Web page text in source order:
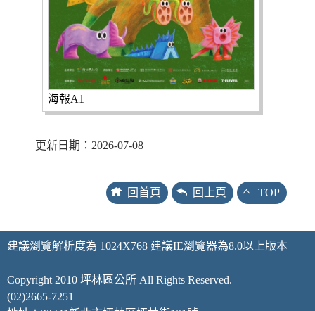
海報A1
更新日期：2026-07-08
回首頁 回上頁 TOP
建議瀏覽解析度為 1024X768 建議IE瀏覽器為8.0以上版本
Copyright 2010 坪林區公所 All Rights Reserved.
(02)2665-7251